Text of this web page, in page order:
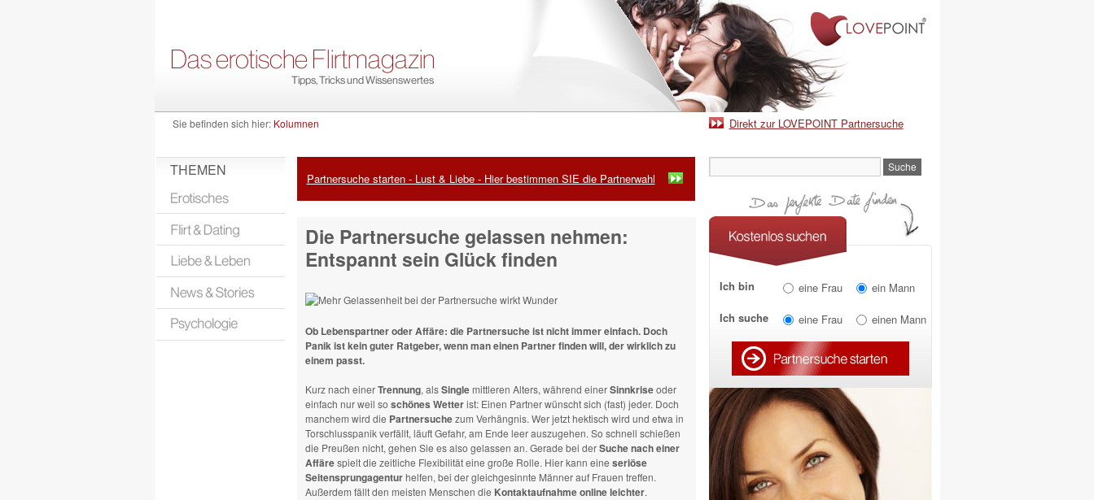
Sie befinden sich hier: Kolumnen Direkt zur LOVEPOINT Partnersuche
THEMEN
Ich bin eine Frau
ein Mann
Ich suche
eine Frau einen Mann
Partnersuche starten - Lust & Liebe - Hier bestimmen SIE die Partnerwahl
Die Partnersuche gelassen nehmen:
Entspannt sein Glück finden
Ob Lebenspartner oder Affäre: die Partnersuche ist nicht immer einfach. Doch
Panik ist kein guter Ratgeber, wenn man einen Partner finden will, der wirklich zu
einem passt.
Kurz nach einerTrennung, alsSinglemittleren Alters, während einerSinnkriseoder
einfach nur weil so schönes Wetterist: Einen Partner wünscht sich (fast) jeder. Doch
manchem wird die Partnersuchezum Verhängnis. Wer jetzt hektisch wird und etwa in
Torschlusspanik verfällt, läuft Gefahr, am Ende leer auszugehen. So schnell schießen
die Preußen nicht, gehen Sie es also gelassen an. Gerade bei derSuche nach einer
Affärespielt die zeitliche Flexibilität eine große Rolle. Hier kann eine seriöse
Seitensprungagenturhelfen, bei der gleichgesinnte Männer auf Frauen treffen.
Außerdem fällt den meisten Menschen die Kontaktaufnahme online leichter.